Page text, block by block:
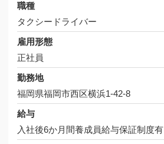
職種
タクシードライバー
雇用形態
正社員
勤務地
福岡県福岡市西区横浜1-42-8
給与
入社後6か月間養成員給与保証制度有